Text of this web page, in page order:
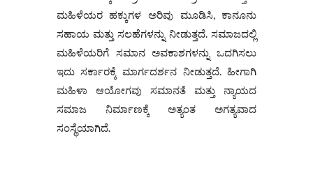
ಮಹಿಳೆಯರ ಹಕ್ಕುಗಳ ಅರಿವು ಮೂಡಿಸಿ, ಕಾನೂನು
ಸಹಾಯ ಮತ್ತು ಸಲಹೆಗಳನ್ನು ನೀಡುತ್ತದೆ. ಸಮಾಜದಲ್ಲಿ
ಮಹಿಳೆಯರಿಗೆ ಸಮಾನ ಅವಕಾಶಗಳನ್ನು ಒದಗಿಸಲು
ಇದು ಸರ್ಕಾರಕ್ಕೆ ಮಾರ್ಗದರ್ಶನ ನೀಡುತ್ತದೆ. ಹೀಗಾಗಿ
ಮಹಿಳಾ ಆಯೋಗವು ಸಮಾನತೆ ಮತ್ತು ನ್ಯಾಯದ
ಸಮಾಜ ನಿರ್ಮಾಣಕ್ಕೆ ಅತ್ಯಂತ ಅಗತ್ಯವಾದ
ಸಂಸ್ಥೆಯಾಗಿದೆ.